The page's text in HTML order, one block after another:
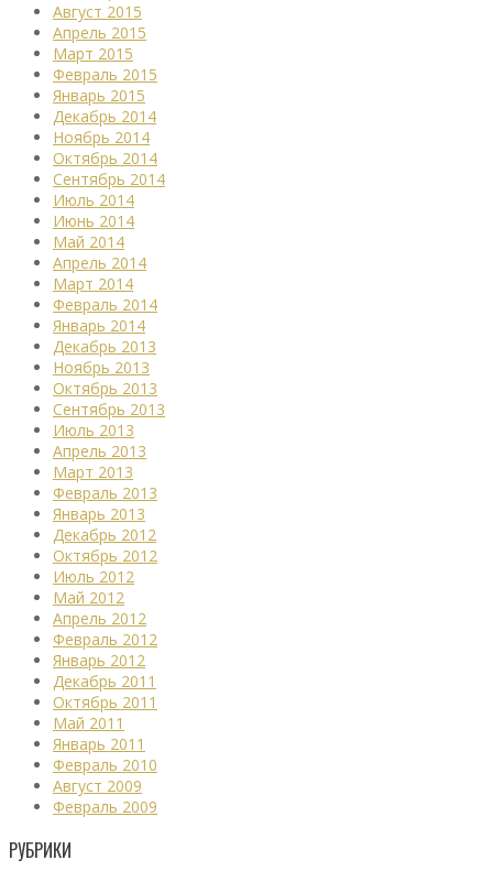
Август 2015
Апрель 2015
Март 2015
Февраль 2015
Январь 2015
Декабрь 2014
Ноябрь 2014
Октябрь 2014
Сентябрь 2014
Июль 2014
Июнь 2014
Май 2014
Апрель 2014
Март 2014
Февраль 2014
Январь 2014
Декабрь 2013
Ноябрь 2013
Октябрь 2013
Сентябрь 2013
Июль 2013
Апрель 2013
Март 2013
Февраль 2013
Январь 2013
Декабрь 2012
Октябрь 2012
Июль 2012
Май 2012
Апрель 2012
Февраль 2012
Январь 2012
Декабрь 2011
Октябрь 2011
Май 2011
Январь 2011
Февраль 2010
Август 2009
Февраль 2009
РУБРИКИ